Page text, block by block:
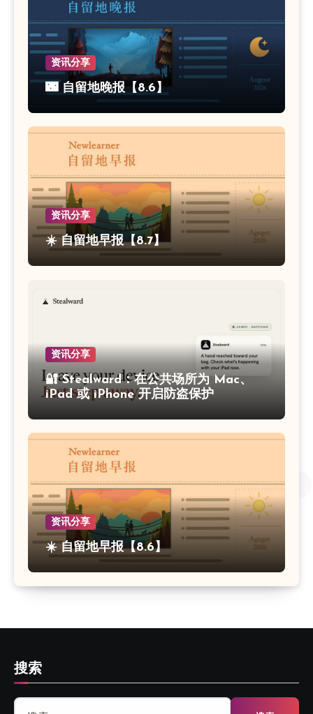
资讯分享
🌃 自留地晚报【8.6】
资讯分享
☀️ 自留地早报【8.7】
资讯分享
🔐 Stealward：在公共场所为 Mac、
iPad 或 iPhone 开启防盗保护
资讯分享
☀️ 自留地早报【8.6】
搜索
搜